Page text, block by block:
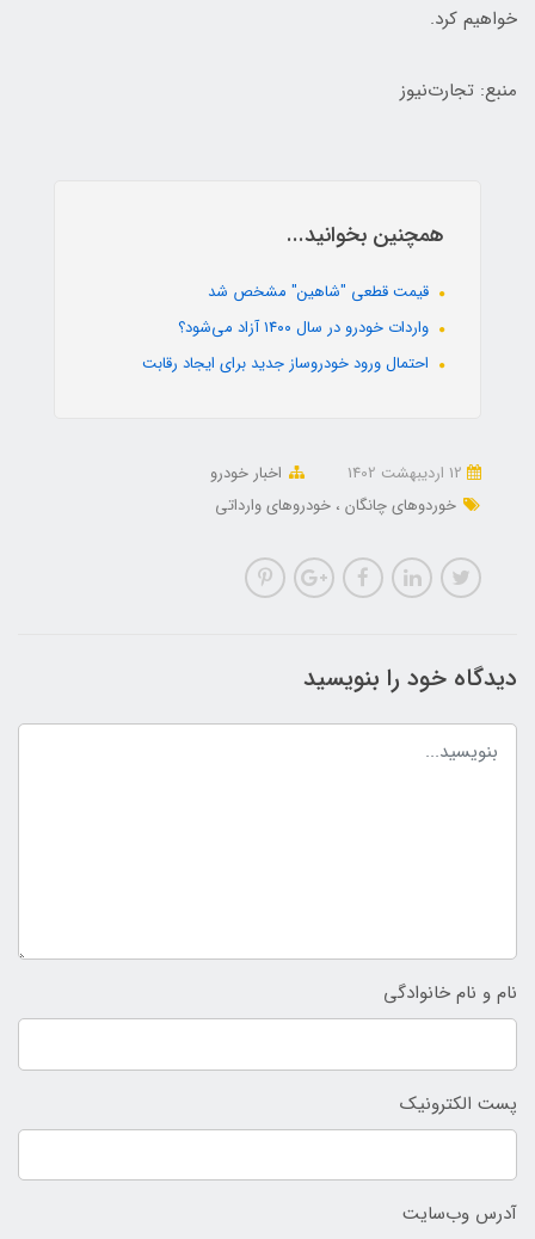
خواهیم کرد.
منبع: تجارت‌نیوز
همچنین بخوانید...
قیمت قطعی "شاهین" مشخص شد
واردات خودرو در سال ۱۴۰۰ آزاد می‌شود؟
احتمال ورود خودروساز جدید برای ایجاد رقابت
اخبار خودرو
خوردوهای چانگان خودروهای وارداتی
دیدگاه خود را بنویسید
نام و نام خانوادگی
پست الکترونیک
آدرس وب‌سایت